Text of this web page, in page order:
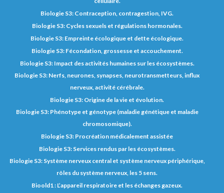
Biologie S3: Contraception, contragestion, IVG.
Biologie S3: Cycles sexuels et régulations hormonales.
Biologie S3: Empreinte écologique et dette écologique.
Biologie S3: Fécondation, grossesse et accouchement.
Biologie S3: Impact des activités humaines sur les écosystèmes.
Biologie S3: Nerfs, neurones, synapses, neurotransmetteurs, influx
nerveux, activité cérébrale.
Biologie S3: Origine de la vie et évolution.
Biologie S3: Phénotype et génotype (maladie génétique et maladie
chromosomique).
Biologie S3: Procréation médicalement assistée
Biologie S3: Services rendus par les écosystèmes.
Biologie S3: Système nerveux central et système nerveux périphérique,
rôles du système nerveux, les 5 sens.
Bioold1 : L’appareil respiratoire et les échanges gazeux.